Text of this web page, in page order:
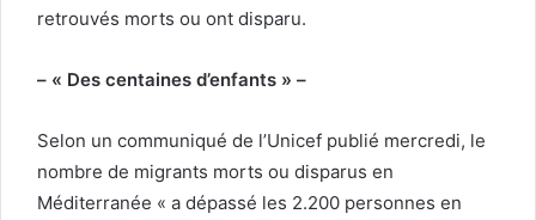
retrouvés morts ou ont disparu.
– « Des centaines d’enfants » –
Selon un communiqué de l’Unicef publié mercredi, le
nombre de migrants morts ou disparus en
Méditerranée « a dépassé les 2.200 personnes en